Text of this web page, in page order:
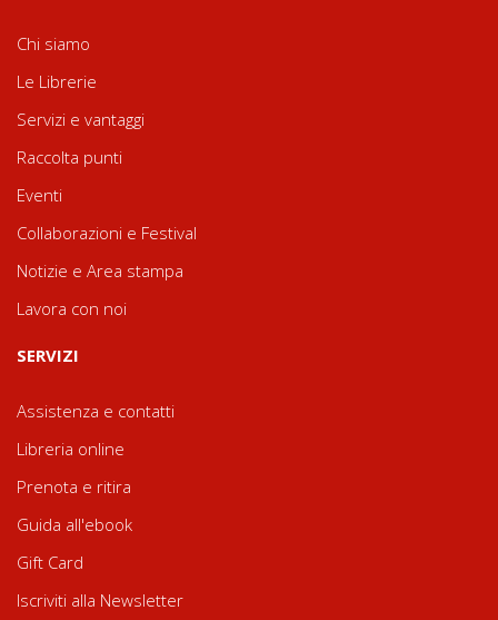
Chi siamo
Le Librerie
Servizi e vantaggi
Raccolta punti
Eventi
Collaborazioni e Festival
Notizie e Area stampa
Lavora con noi
SERVIZI
Assistenza e contatti
Libreria online
Prenota e ritira
Guida all'ebook
Gift Card
Iscriviti alla Newsletter